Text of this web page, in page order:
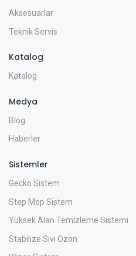
Aksesuarlar
Teknik Servis
Katalog
Katalog
Medya
Blog
Haberler
Sistemler
Gecko Sistem
Step Mop Sistem
Yüksek Alan Temizleme Sistemi
Stabilize Sıvı Ozon